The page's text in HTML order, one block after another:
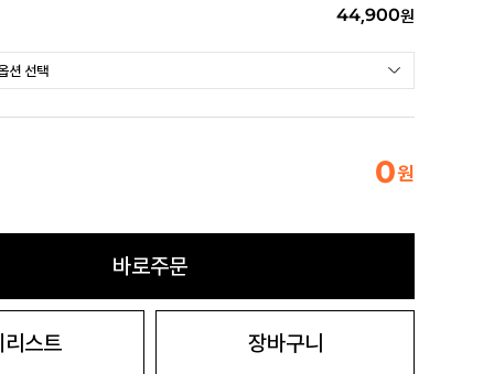
44,900원
0원
바로주문
리스트 장바구니